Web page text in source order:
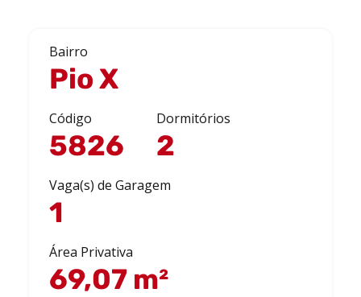
Bairro
Pio X
Código
5826
Dormitórios
2
Vaga(s) de Garagem
1
Área Privativa
69,07 m²